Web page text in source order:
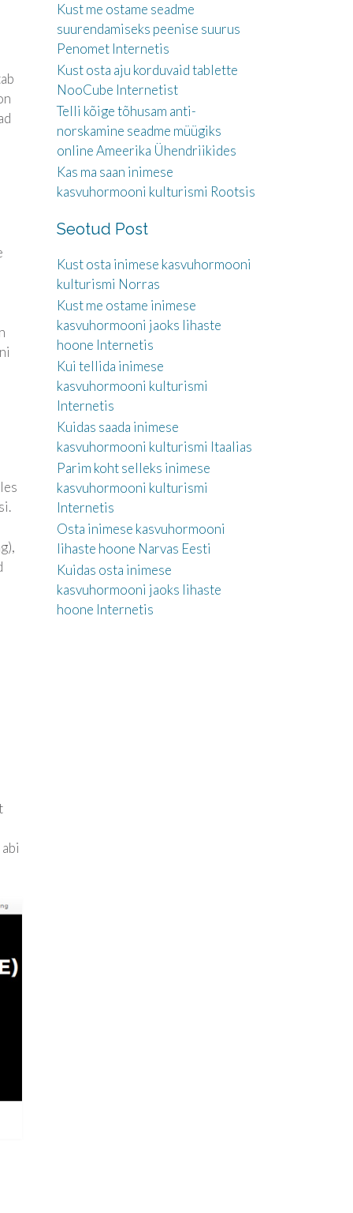
Kust me ostame seadme
suurendamiseks peenise suurus
Penomet Internetis
Kust osta aju korduvaid tablette
NooCube Internetist
Telli kõige tõhusam anti-
norskamine seadme müügiks
online Ameerika Ühendriikides
Kas ma saan inimese
kasvuhormooni kulturismi Rootsis
Seotud Post
Kust osta inimese kasvuhormooni
kulturismi Norras
Kust me ostame inimese
kasvuhormooni jaoks lihaste
hoone Internetis
Kui tellida inimese
kasvuhormooni kulturismi
Internetis
Kuidas saada inimese
kasvuhormooni kulturismi Itaalias
Parim koht selleks inimese
kasvuhormooni kulturismi
Internetis
Osta inimese kasvuhormooni
lihaste hoone Narvas Eesti
Kuidas osta inimese
kasvuhormooni jaoks lihaste
hoone Internetis